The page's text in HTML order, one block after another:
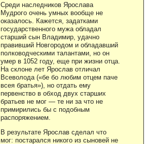
Среди наследников Ярослава
Мудрого очень умных вообще не
оказалось. Кажется, задатками
государственного мужа обладал
старший сын Владимир, удачно
правивший Новгородом и обладавший
полководческими талантами, но он
умер в 1052 году, еще при жизни отца.
На склоне лет Ярослав отличал
Всеволода («бе бо любим отцем паче
всея братья»), но отдать ему
первенство в обход двух старших
братьев не мог — те ни за что не
примирились бы с подобным
распоряжением.
В результате Ярослав сделал что
мог: постарался никого из сыновей не